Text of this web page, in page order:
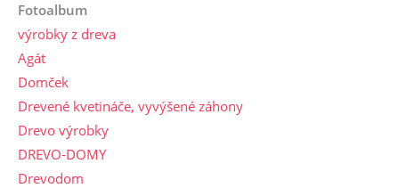
Fotoalbum
výrobky z dreva
Agát
Domček
Drevené kvetináče, vyvýšené záhony
Drevo výrobky
DREVO-DOMY
Drevodom